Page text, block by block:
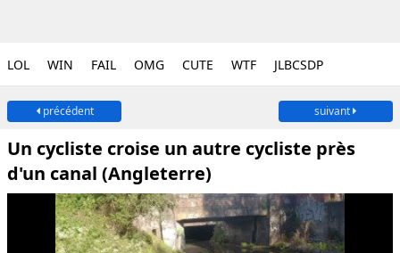
LOL WIN FAIL OMG CUTE WTF JLBCSDP
précédent suivant
Un cycliste croise un autre cycliste près
d'un canal (Angleterre)